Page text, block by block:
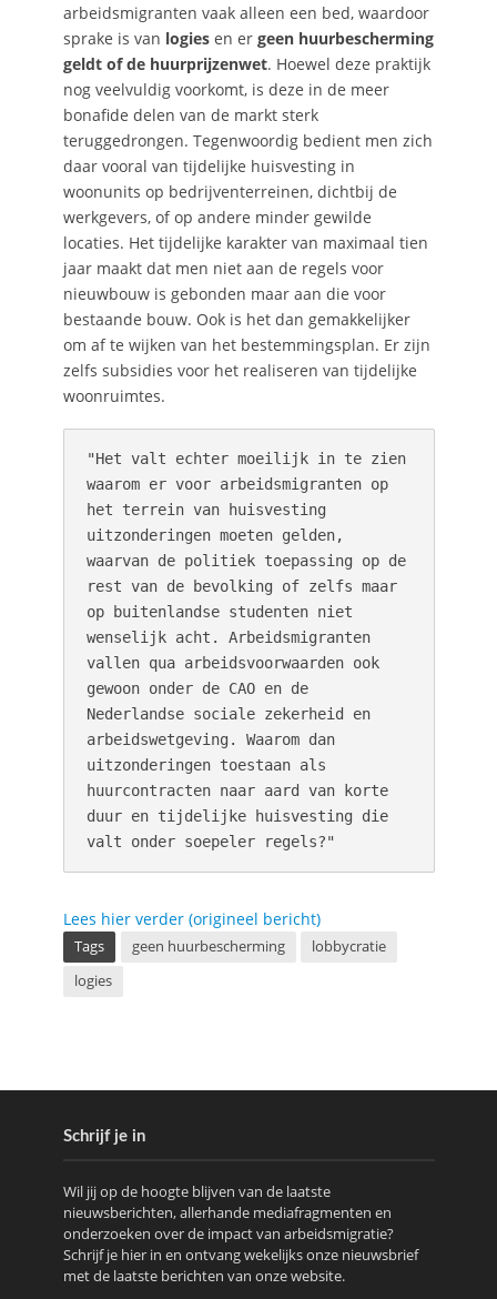
arbeidsmigranten vaak alleen een bed, waardoor
sprake is van logiesen er geen huurbescherming
geldt of de huurprijzenwet. Hoewel deze praktijk
nog veelvuldig voorkomt, is deze in de meer
bonafide delen van de markt sterk
teruggedrongen. Tegenwoordig bedient men zich
daar vooral van tijdelijke huisvesting in
woonunits op bedrijventerreinen, dichtbij de
werkgevers, of op andere minder gewilde
locaties. Het tijdelijke karakter van maximaal tien
jaar maakt dat men niet aan de regels voor
nieuwbouw is gebonden maar aan die voor
bestaande bouw. Ook is het dan gemakkelijker
om af te wijken van het bestemmingsplan. Er zijn
zelfs subsidies voor het realiseren van tijdelijke
woonruimtes.
"Het valt echter moeilijk in te zien
waarom er voor arbeidsmigranten op
het terrein van huisvesting
uitzonderingen moeten gelden,
waarvan de politiek toepassing op de
rest van de bevolking of zelfs maar
op buitenlandse studenten niet
wenselijk acht. Arbeidsmigranten
vallen qua arbeidsvoorwaarden ook
gewoon onder de CAO en de
Nederlandse sociale zekerheid en
arbeidswetgeving. Waarom dan
uitzonderingen toestaan als
huurcontracten naar aard van korte
duur en tijdelijke huisvesting die
Lees hier verder (origineel bericht)
Tags geen huurbescherming
lobbycratie
logies
Schrijf je in
Wil jij op de hoogte blijven van de laatste
nieuwsberichten, allerhande mediafragmenten en
onderzoeken over de impact van arbeidsmigratie?
Schrijf je hier in en ontvang wekelijks onze nieuwsbrief
met de laatste berichten van onze website.